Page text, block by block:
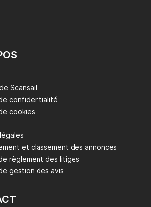
Scansail
confidentialité
cookies
et classement des annonces
règlement des litiges
gestion des avis